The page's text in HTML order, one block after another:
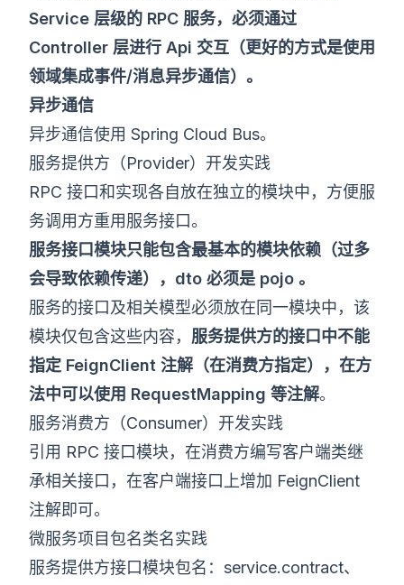
Service 层级的 RPC 服务，必须通过
Controller 层进行 Api 交互（更好的方式是使用
领域集成事件/消息异步通信）。
异步通信
异步通信使用 Spring Cloud Bus。
服务提供方（Provider）开发实践
RPC 接口和实现各自放在独立的模块中，方便服
务调用方重用服务接口。
服务接口模块只能包含最基本的模块依赖（过多
会导致依赖传递），dto 必须是 pojo 。
服务的接口及相关模型必须放在同一模块中，该
模块仅包含这些内容， 服务提供方的接口中不能
指定 FeignClient 注解（在消费方指定），在方
法中可以使用 RequestMapping 等注解。
服务消费方（Consumer）开发实践
引用 RPC 接口模块，在消费方编写客户端类继
承相关接口，在客户端接口上增加 FeignClient
注解即可。
微服务项目包名类名实践
服务提供方接口模块包名：service.contract、